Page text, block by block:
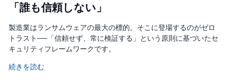
「誰も信頼しない」
製造業はランサムウェアの最大の標的。そこに登場するのがゼロ
トラスト──「信頼せず、常に検証する」という原則に基づいたセ
キュリティフレームワークです。
続きを読む